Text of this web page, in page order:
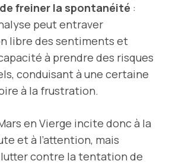
freiner la spontanéité :
peut entraver
libre des sentiments et
à prendre des risques
conduisant à une certaine
à la frustration.
en Vierge incite donc à la
et à l’attention, mais
contre la tentation de